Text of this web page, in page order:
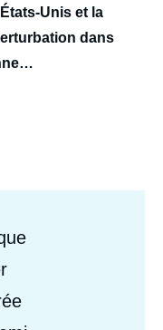
Unis et la
dans